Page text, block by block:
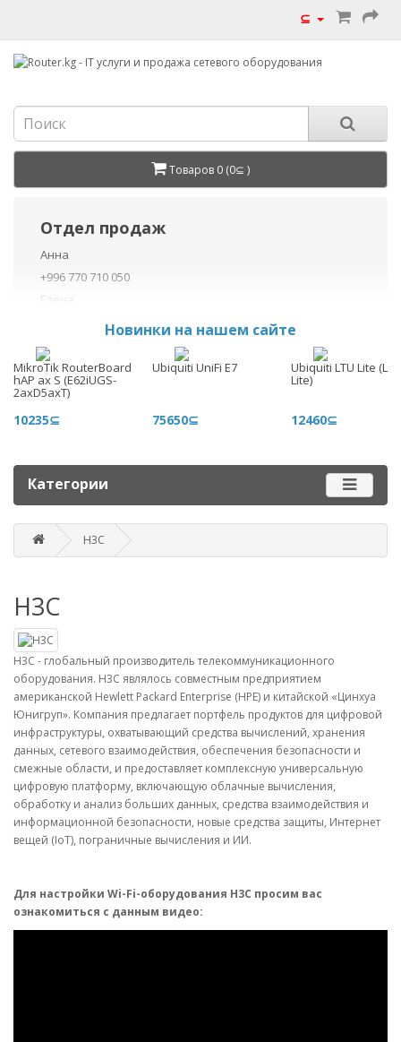
⊆
Товаров 0 (0⊆ )
Наш адрес
Посмотреть адрес в 2GIS
Отдел продаж
Анна
+996 770 710 050
Елена
+996 770 710 040
+996 755 710 050
Данил
+996 775 710 060
Новинки на нашем сайте
MikroTik RouterBoard
hAP ax S (E62iUGS-
2axD5axT)
10235⊆
Ubiquiti UniFi E7
75650⊆
Ubiquiti LTU Lite
Lite)
12460⊆
Категории
H3C
H3C
H3C - глобальный производитель телекоммуникационного
оборудования. H3C являлось совместным предприятием
американской Hewlett Packard Enterprise (HPE) и китайской «Цинхуа
Юнигруп». Компания предлагает портфель продуктов для цифровой
инфраструктуры, охватывающий средства вычислений, хранения
данных, сетевого взаимодействия, обеспечения безопасности и
смежные области, и предоставляет комплексную универсальную
цифровую платформу, включающую облачные вычисления,
обработку и анализ больших данных, средства взаимодействия и
информационной безопасности, новые средства защиты, Интернет
вещей (IoT), пограничные вычисления и ИИ.
Для настройки Wi-Fi-оборудования H3C просим вас
ознакомиться с данным видео: